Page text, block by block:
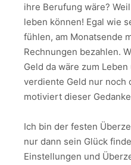
ihre Berufung wäre?
leben können! Egal wie
fühlen, am Monatsende
Rechnungen bezahlen.
Geld da wäre zum
verdiente Geld nur noch
motiviert dieser
Ich bin der festen
nur dann sein Glück
Einstellungen und